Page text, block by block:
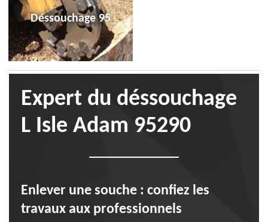
Déssouchage 95
Expert du déssouchage
L Isle Adam 95290
Enlever une souche : confiez les
travaux aux professionnels